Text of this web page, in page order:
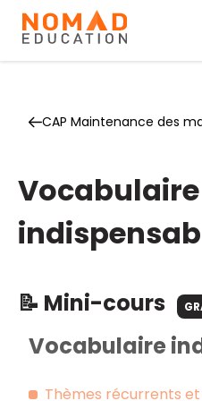
CAP Maintenance des
Vocabulaire
📝 Mini-cours
Vocabulaire
Thèmes récurrents